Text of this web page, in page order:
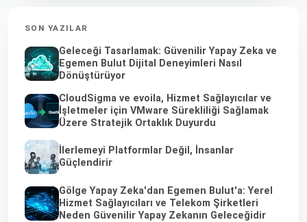
SON YAZILAR
Geleceği Tasarlamak: Güvenilir Yapay Zeka ve
Egemen Bulut Dijital Deneyimleri Nasıl
Dönüştürüyor
CloudSigma ve evoila, Hizmet Sağlayıcılar ve
İşletmeler için VMware Sürekliliği Sağlamak
Üzere Stratejik Ortaklık Duyurdu
İlerlemeyi Platformlar Değil, İnsanlar
Güçlendirir
Gölge Yapay Zeka'dan Egemen Bulut'a: Yerel
Hizmet Sağlayıcıları ve Telekom Şirketleri
Neden Güvenilir Yapay Zekanın Geleceğidir